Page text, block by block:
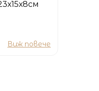
Виж повече